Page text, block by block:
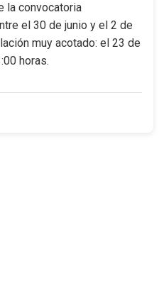
la convocatoria
el 30 de junio y el 2 de
muy acotado: el 23 de
horas.